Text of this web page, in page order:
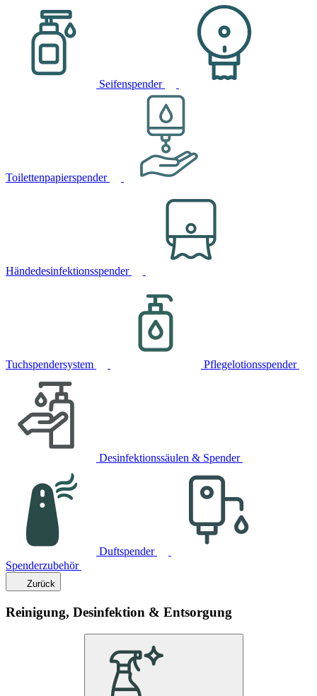
Seifenspender
Toilettenpapierspender
Händedesinfektionsspender
Tuchspendersystem Pflegelotionsspender
Desinfektionssäulen & Spender
Duftspender
Spenderzubehör
Zurück
Reinigung, Desinfektion & Entsorgung